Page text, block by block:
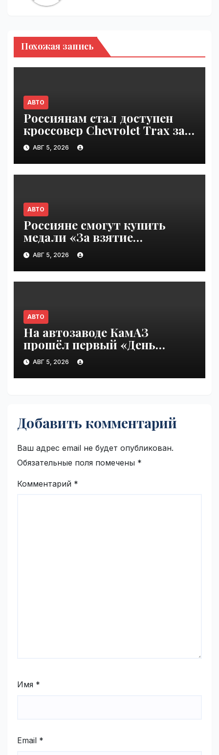
Похожая запись
АВТО
Россиянам стал доступен
кроссовер Chevrolet Trax за
1,6 млн рублей | VseTime.ru
АВГ 5, 2026
АВТО
Россияне смогут купить
медали «За взятие
бензоколонки 2026» |
VseTime.ru
АВГ 5, 2026
АВТО
На автозаводе КамАЗ
прошёл первый «День
шаурмы» | VseTime.ru
АВГ 5, 2026
Добавить комментарий
Ваш адрес email не будет опубликован.
Обязательные поля помечены *
Комментарий *
Имя *
Email *